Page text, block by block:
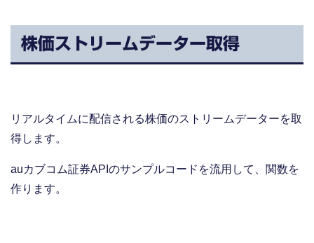
株価ストリームデーター取得
リアルタイムに配信される株価のストリームデーターを取
得します。
auカブコム証券APIのサンプルコードを流用して、関数を
作ります。